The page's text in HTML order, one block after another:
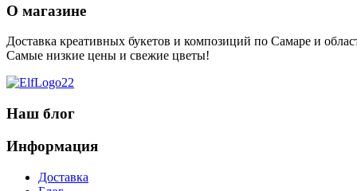
О магазине
Доставка креативных букетов и композиций по Самаре и
Самые низкие цены и свежие цветы!
Наш блог
Информация
Доставка